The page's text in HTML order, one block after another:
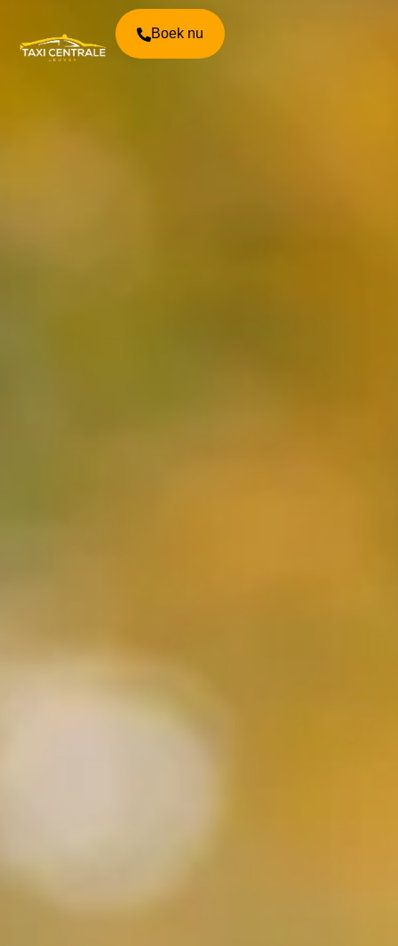
Boek nu